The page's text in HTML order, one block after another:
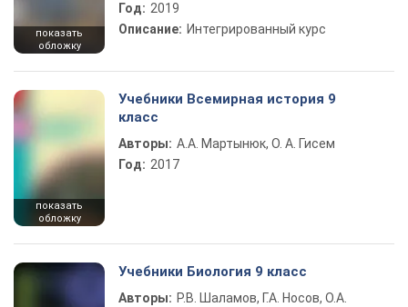
показать
обложку
Год: 2019
Описание: Интегрированный курс
показать
обложку
Учебники Всемирная история 9
класс
Авторы: А.А. Мартынюк, О. А. Гисем
Год: 2017
Учебники Биология 9 класс
Авторы: Р.В. Шаламов, Г.А. Носов, О.А.